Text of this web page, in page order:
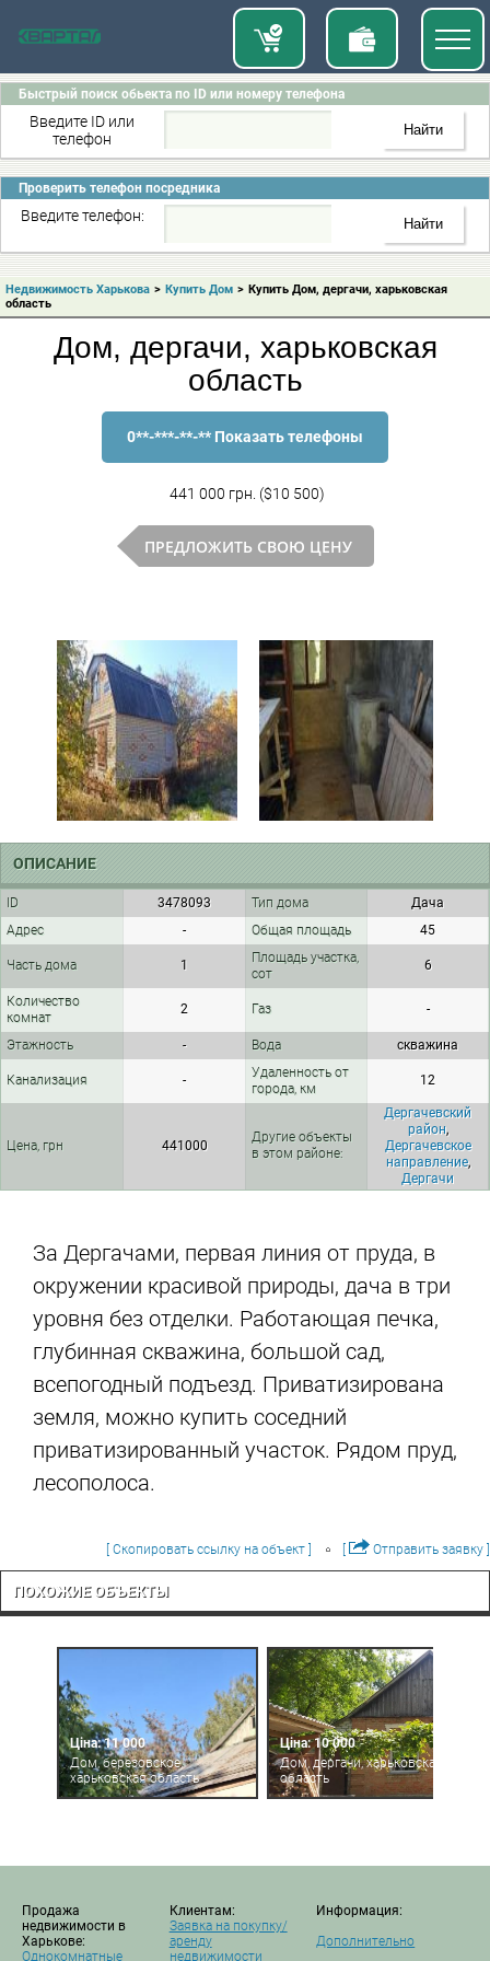
Быстрый поиск обьекта по ID или номеру телефона
Введите ID или
телефон
Проверить телефон посредника
Введите телефон:
Недвижимость Харькова > Купить Дом > Купить Дом, дергачи, харьковская
область
Дом, дергачи, харьковская
область
0**-***-**-** Показать телефоны
441 000 грн. ($10 500)
ПРЕДЛОЖИТЬ СВОЮ ЦЕНУ
ОПИСАНИЕ
ID 3478093 Тип дома
Дача
Адрес
- Общая площадь 45
Часть дома 1
Площадь участка,
сот
6
Количество
комнат
2 Газ -
Этажность - Вода скважина
Канализация -
Удаленность от
города, км
12
Цена, грн 441000
Другие объекты
в этом районе:
Дергачевский
район,
Дергачевское
направление,
Дергачи
За Дергачами, первая линия от пруда, в
окружении красивой природы, дача в три
уровня без отделки. Работающая печка,
глубинная скважина, большой сад,
всепогодный подъезд. Приватизирована
земля, можно купить соседний
приватизированный участок. Рядом пруд,
лесополоса.
[ Скопировать ссылку на объект ] Отправить заявку ]
ПОХОЖИЕ ОБЪЕКТЫ
Ціна: 11 000
Дом, березовское,
харьковская область
Ціна: 10 000
Дом, дергачи, харьковская
область
Продажа
недвижимости в
Харькове:
Однокомнатные
Клиентам:
Заявка на покупку/
аренду
недвижимости
Информация:
Дополнительно